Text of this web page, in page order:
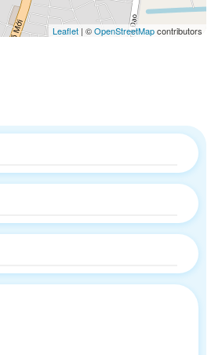
Leaflet | ©OpenStreetMapcontributors